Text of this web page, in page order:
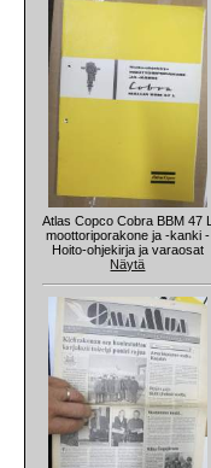
Atlas Copco Cobra BBM 47 L
moottoriporakone ja -kanki -
Hoito-ohjekirja ja varaosat
Näytä